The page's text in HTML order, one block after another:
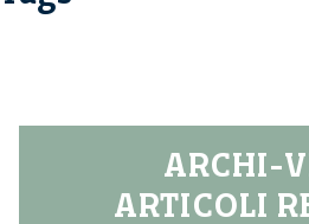
ARCHI-
ARTICOLI